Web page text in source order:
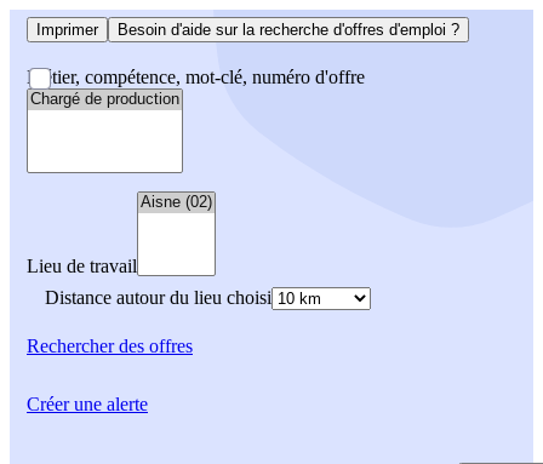
Imprimer Besoin d'aide sur la recherche d'offres d'emploi ?
Métier, compétence, mot-clé, numéro d'offre
Lieu de travail
Distance autour du lieu choisi
Rechercherdes offres
Créer une alerte